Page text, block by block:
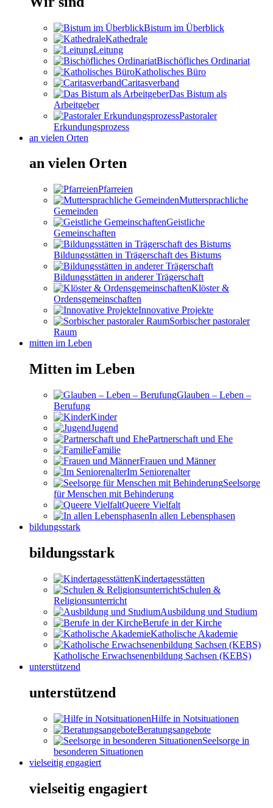
Bistum im Überblick
Kathedrale
Leitung
Bischöfliches Ordinariat
Katholisches Büro
Caritasverband
Das Bistum als
Arbeitgeber
Pastoraler
Erkundungsprozess
an vielen Orten
an vielen Orten
Pfarreien
Muttersprachliche
Gemeinden
Geistliche
Gemeinschaften
Bildungsstätten in Trägerschaft des Bistums
Bildungsstätten in anderer Trägerschaft
Klöster &
Ordensgemeinschaften
Innovative Projekte
Sorbischer pastoraler
Raum
mitten im Leben
Mitten im Leben
Glauben – Leben –
Berufung
Kinder
Jugend
Partnerschaft und Ehe
Familie
Frauen und Männer
Im Seniorenalter
Seelsorge
für Menschen mit Behinderung
Queere Vielfalt
In allen Lebensphasen
bildungsstark
bildungsstark
Kindertagesstätten
Schulen &
Religionsunterricht
Ausbildung und Studium
Berufe in der Kirche
Katholische Akademie
Katholische Erwachsenenbildung Sachsen (KEBS)
unterstützend
unterstützend
Hilfe in Notsituationen
Beratungsangebote
Seelsorge in
besonderen Situationen
vielseitig engagiert
vielseitig engagiert